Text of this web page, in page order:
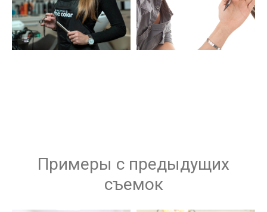
Примеры с предыдущих
съемок